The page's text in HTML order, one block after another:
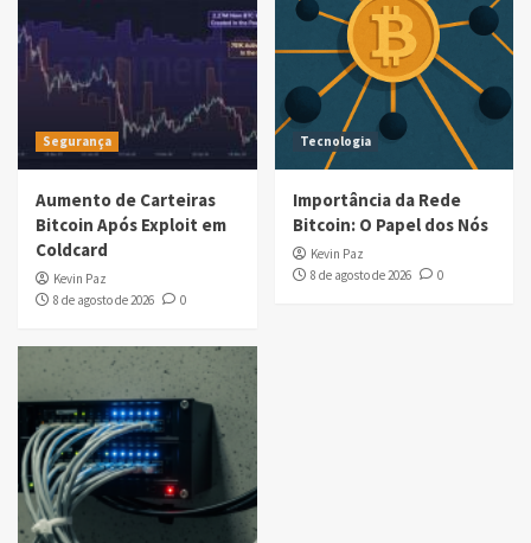
Segurança
Aumento de Carteiras
Bitcoin Após Exploit em
Coldcard
Kevin Paz
8 de agosto de 2026
0
Tecnologia
Importância da Rede
Bitcoin: O Papel dos Nós
Kevin Paz
8 de agosto de 2026
0